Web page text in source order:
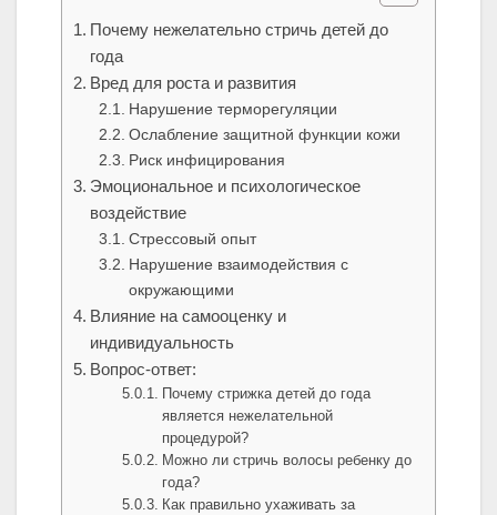
Почему нежелательно стричь детей до
года
Вред для роста и развития
Нарушение терморегуляции
Ослабление защитной функции кожи
Риск инфицирования
Эмоциональное и психологическое
воздействие
Стрессовый опыт
Нарушение взаимодействия с
окружающими
Влияние на самооценку и
индивидуальность
Вопрос-ответ:
Почему стрижка детей до года
является нежелательной
процедурой?
Можно ли стричь волосы ребенку до
года?
Как правильно ухаживать за